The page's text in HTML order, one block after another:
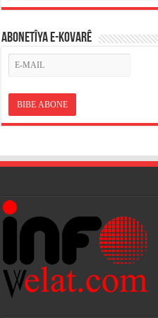
ABONETÎYA E-KOVARÊ